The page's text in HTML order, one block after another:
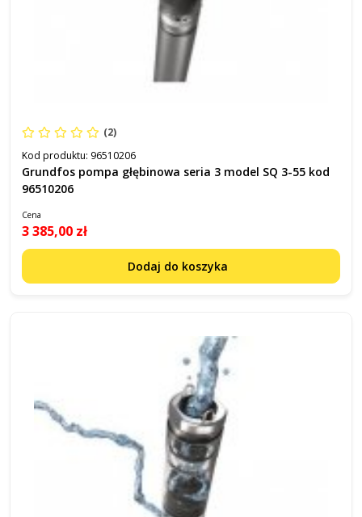
(2)
Kod produktu: 96510206
Grundfos pompa głębinowa seria 3 model SQ 3-55 kod
96510206
Cena
3 385,00 zł
Dodaj do koszyka